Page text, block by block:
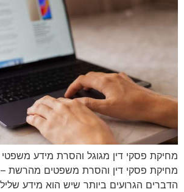
מחיקת פסקי דין מגוגל והסרת מידע
מחיקת פסקי דין והסרת משפטים מהרשת –
הדברים הגרועים ביותר שיש הוא מידע